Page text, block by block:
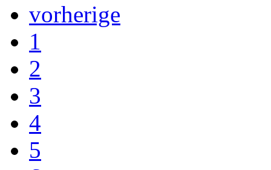
vorherige
1
2
3
4
5